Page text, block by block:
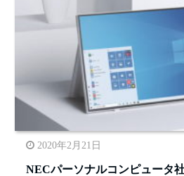
2020年2月21日
NECパーソナルコンピュータ